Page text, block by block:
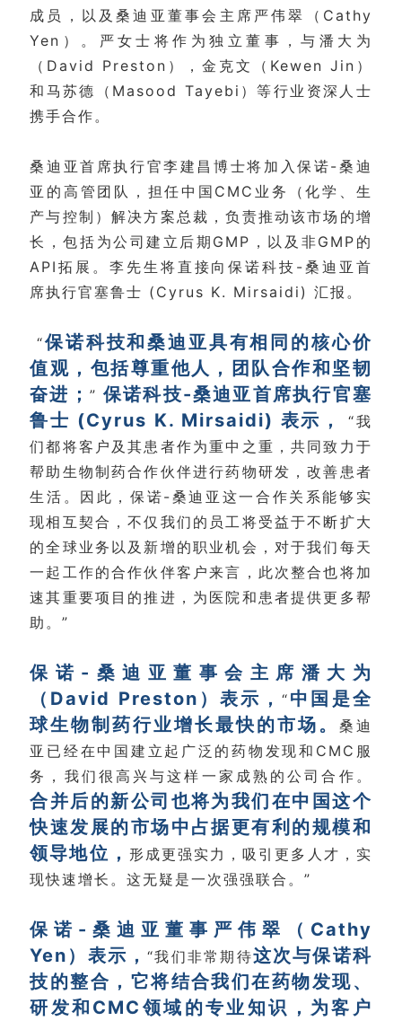
成员，以及桑迪亚董事会主席严伟翠（Cathy
Yen）。严女士将作为独立董事，与潘大为
（David Preston），金克文（Kewen Jin）
和马苏德（Masood Tayebi）等行业资深人士
携手合作。
桑迪亚首席执行官李建昌博士将加入保诺-桑迪
亚的高管团队，担任中国CMC业务（化学、生
产与控制）解决方案总裁，负责推动该市场的增
长，包括为公司建立后期GMP，以及非GMP的
API拓展。李先生将直接向保诺科技-桑迪亚首
席执行官塞鲁士 (Cyrus K. Mirsaidi) 汇报。
“保诺科技和桑迪亚具有相同的核心价
值观，包括尊重他人，团队合作和坚韧
奋进； ” 保诺科技-桑迪亚首席执行官塞
鲁士 (Cyrus K. Mirsaidi) 表示，
“我
们都将客户及其患者作为重中之重，共同致力于
帮助生物制药合作伙伴进行药物研发，改善患者
生活。因此，保诺-桑迪亚这一合作关系能够实
现相互契合，不仅我们的员工将受益于不断扩大
的全球业务以及新增的职业机会，对于我们每天
一起工作的合作伙伴客户来言，此次整合也将加
速其重要项目的推进，为医院和患者提供更多帮
助。”
保诺-桑迪亚董事会主席潘大为
（David Preston）表示，“ 中国是全
球生物制药行业增长最快的市场。
桑迪
亚已经在中国建立起广泛的药物发现和CMC服
务，我们很高兴与这样一家成熟的公司合作。
合并后的新公司也将为我们在中国这个
快速发展的市场中占据更有利的规模和
领导地位， 形成更强实力，吸引更多人才，实
现快速增长。这无疑是一次强强联合。”
保诺-桑迪亚董事严伟翠（Cathy
Yen）表示，“我们非常期待这次与保诺科
技的整合，它将结合我们在药物发现、
研发和CMC领域的专业知识，为客户